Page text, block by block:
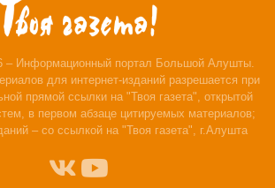
– Информационный портал Большой Алушты.
для интернет-изданий разрешается при
прямой ссылки на "Твоя газета", открытой
в первом абзаце цитируемых материалов;
– со ссылкой на "Твоя газета", г.Алушта